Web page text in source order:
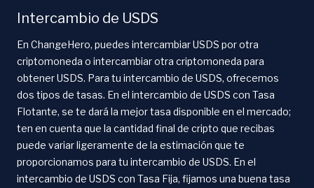
Intercambio de USDS
En ChangeHero, puedes intercambiar USDS por otra
criptomoneda o intercambiar otra criptomoneda para
obtener USDS. Para tu intercambio de USDS, ofrecemos
dos tipos de tasas. En el intercambio de USDS con Tasa
Flotante, se te dará la mejor tasa disponible en el mercado;
ten en cuenta que la cantidad final de cripto que recibas
puede variar ligeramente de la estimación que te
proporcionamos para tu intercambio de USDS. En el
intercambio de USDS con Tasa Fija, fijamos una buena tasa